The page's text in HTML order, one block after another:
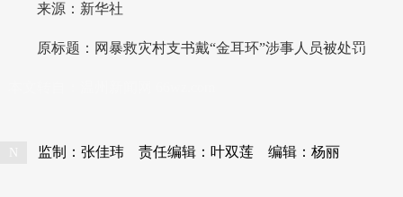
来源：新华社
原标题：网暴救灾村支书戴“金耳环”涉事人员被处罚
N 监制：张佳玮 责任编辑：叶双莲 编辑：杨丽